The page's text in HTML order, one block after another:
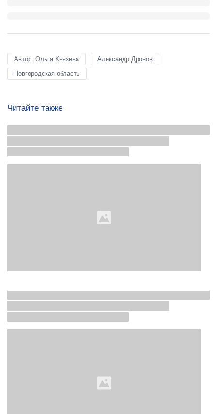
Автор: Ольга Князева
Александр Дронов
Новгородская область
Читайте также